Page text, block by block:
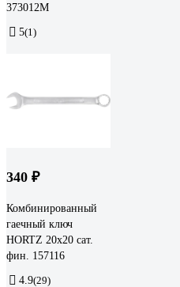
373012M
5(1)
340 ₽
Комбинированный
гаечный ключ
HORTZ 20x20 сат.
фин. 157116
4.9(29)